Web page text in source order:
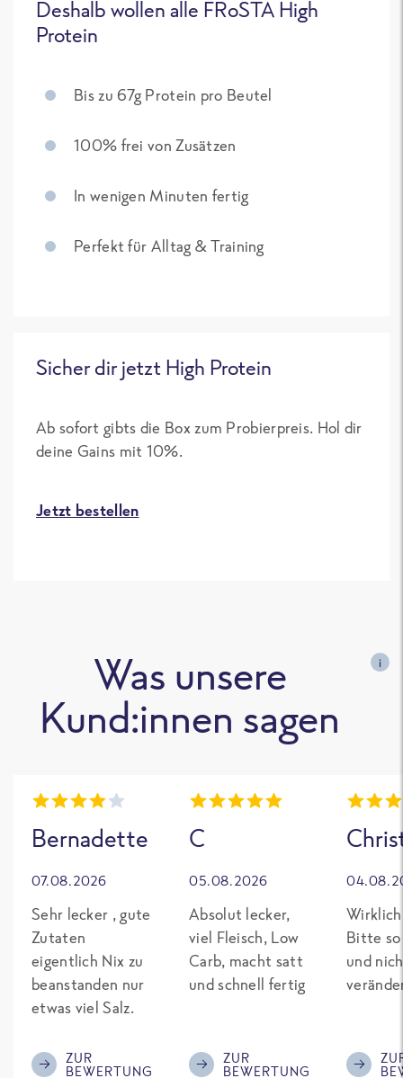
Deshalb wollen alle FRoSTA High
Protein
Bis zu 67g Protein pro Beutel
100% frei von Zusätzen
In wenigen Minuten fertig
Perfekt für Alltag & Training
Sicher dir jetzt High Protein
Ab sofort gibts die Box zum Probierpreis. Hol dir
deine Gains mit 10%.
Jetzt bestellen
Was unsere
Kund:innen sagen
i
Bernadette
07.08.2026
Sehr lecker , gute
Zutaten
eigentlich Nix zu
beanstanden nur
etwas viel Salz.
ZUR
BEWERTUNG
C
05.08.2026
Absolut lecker,
viel Fleisch, Low
Carb, macht satt
und schnell fertig
ZUR
BEWERTUNG
Bitte so
und